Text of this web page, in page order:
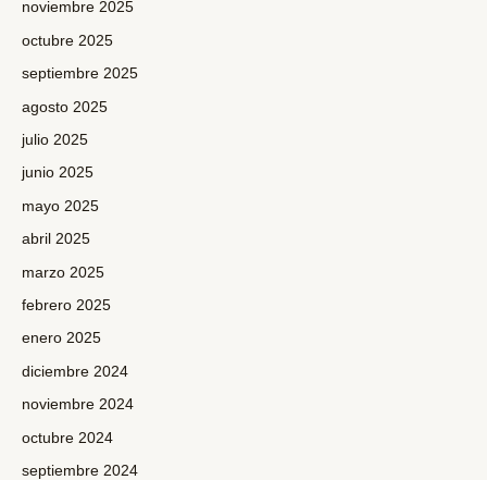
noviembre 2025
octubre 2025
septiembre 2025
agosto 2025
julio 2025
junio 2025
mayo 2025
abril 2025
marzo 2025
febrero 2025
enero 2025
diciembre 2024
noviembre 2024
octubre 2024
septiembre 2024